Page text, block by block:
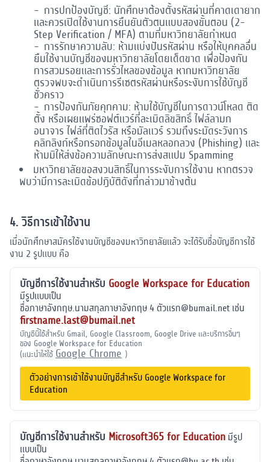
การปกป้องบัญชี: นักศึกษาต้องตั้งรหัสผ่านที่คาดเดายาก
และควรเปิดใช้งานการยืนยันตัวตนแบบสองขั้นตอน (2-
Step Verification / MFA) ตามที่มหาวิทยาลัยกำหนด
การรักษาความลับ: ห้ามแบ่งปันรหัสผ่าน หรือให้บุคคลอื่น
ยืมใช้งานบัญชีของมหาวิทยาลัยโดยเด็ดขาด เพื่อป้องกัน
การสวมรอยและการรั่วไหลของข้อมูล หากมหาวิทยาลัย
ตรวจพบจะดำเนินการรีเซตรหัสผ่านหรือระงับการใช้บัญชี
ชั่วคราว
การป้องกันภัยคุกคาม: ห้ามใช้บัญชีในการดาวน์โหลด ติด
ตั้ง หรือเผยแพร่ซอฟต์แวร์ที่ละเมิดลิขสิทธิ์ ไฟล์ลามก
อนาจาร ไฟล์ที่ติดไวรัส หรือมัลแวร์ รวมถึงระมัดระวังการ
คลิกลิงก์หรือกรอกข้อมูลในอีเมลหลอกลวง (Phishing) และ
ห้ามมิให้ส่งข้อความลักษณะการส่งสแปม Spamming
มหาวิทยาลัยขอสงวนสิทธิ์ในการระงับการใช้งาน หากตรวจ
พบว่ามีการละเมิดข้อปฎิบัติดังที่กล่าวมาข้างต้น
4. วิธีการเข้าใช้งาน
เมื่อนักศึกษาสมัครใช้งานบัญชีของมหาวิทยาลัยแล้ว จะได้รับชื่อบัญชีการใช้
งาน 2 รูปแบบ คือ
บัญชีการใช้งานสำหรับ Google Workspace for Education
มีรูปแบบเป็น
ชื่อภาษาอังกฤษ.นามสกุลภาษาอังกฤษ 4 ตัวแรก@bumail.net เช่น
firstname.last@bumail.net
บัญชีนี้ใช้สำหรับ Gmail, Google Classroom, Google Drive และบริการอื่นๆ
ของ Google Workspace for Education
(แนะนำให้ใช้ Google Chrome )
ตัวอย่างการเข้าใช้งานบัญชีสำหรับ Google Workspace for
Education
บัญชีการใช้งานสำหรับ Microsoft365 for Education มีรูป
แบบเป็น